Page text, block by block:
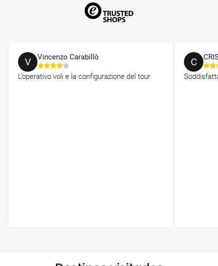
V Vincenzo Carabillò
L’operativo voli e la configurazione del tour
C